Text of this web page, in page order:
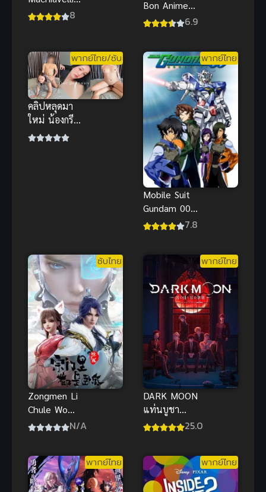
ism (2017)8
Bon Anime
ตำรวจกาล6.9
พากย์ไทย/ซับ
คลิปหลุดมา
ใหม่ น้องกรีน
สาวสวยหุ่น
พากย์ไทย
Mobile Suit
Gundam 00
(2007) โมบิล
7.8
ซับไทย
Zongmen Li
Chule Wo
Dou Shi Wodi
ยกเว้นฉันคือ
สายลับ
N/A
พากย์ไทย
DARK MOON
แท่นบูชา
พระจันทร์ 25.0
พากย์ไทย พากย์ไทย